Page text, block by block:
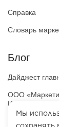
Мы
Блог
Дайджест
ООО
ИНН
ОГРН
Справка
Словарь